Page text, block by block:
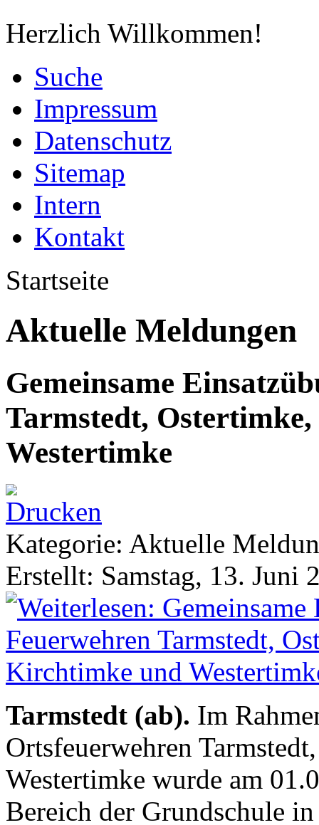
Herzlich Willkommen!
Suche
Impressum
Datenschutz
Sitemap
Intern
Kontakt
Startseite
Aktuelle Meldungen
Gemeinsame
Tarmstedt,
Westertimke
Kategorie: Aktuelle
Erstellt: Samstag, 13. Juni
Tarmstedt (ab). Im
Ortsfeuerwehren
Westertimke wurde am
Bereich der Grundschule